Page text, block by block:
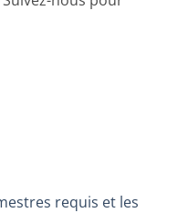
requis et les